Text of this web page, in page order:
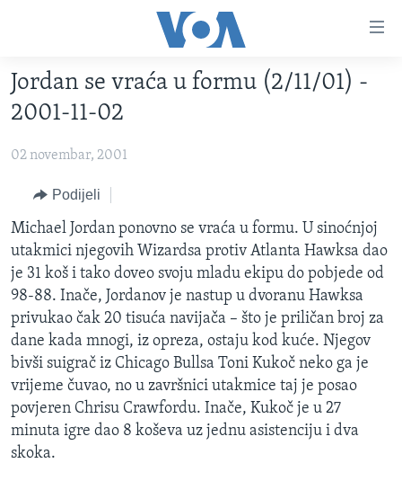
glavni
sadržaj
na
navigaciju
Idi
na
pretragu
FOTOGRAFIJE DANA
VIJESTI
SJEDINJENE AMERIČKE DRŽAVE
BOSNA I HERCEGOVINA
SVIJET
NAUKA I TEHNOLOGIJA
SPECIJALNI PROJEKTI
KORUPCIJA
SLOBODA MEDIJA
ŽENSKA STRANA
IZBJEGLIČKA STRANA
MAGAZIN
O GLASU AMERIKE
Jordan se vraća u formu (2/11/01) -
2001-11-02
02 novembar, 2001
Podijeli
Michael Jordan ponovno se vraća u formu. U sinoćnjoj
utakmici njegovih Wizardsa protiv Atlanta Hawksa dao
je 31 koš i tako doveo svoju mladu ekipu do pobjede od
98-88. Inače, Jordanov je nastup u dvoranu Hawksa
privukao čak 20 tisuća navijača – što je priličan broj za
dane kada mnogi, iz opreza, ostaju kod kuće. Njegov
bivši suigrač iz Chicago Bullsa Toni Kukoč neko ga je
vrijeme čuvao, no u završnici utakmice taj je posao
povjeren Chrisu Crawfordu. Inače, Kukoč je u 27
minuta igre dao 8 koševa uz jednu asistenciju i dva
skoka.